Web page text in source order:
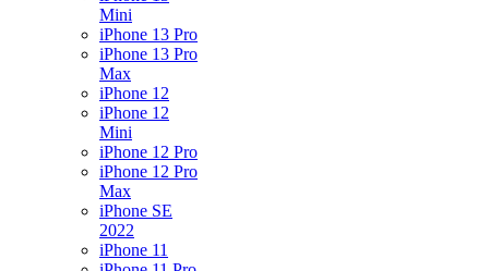
Mini
iPhone 13 Pro
iPhone 13 Pro
Max
iPhone 12
iPhone 12
Mini
iPhone 12 Pro
iPhone 12 Pro
Max
iPhone SE
2022
iPhone 11